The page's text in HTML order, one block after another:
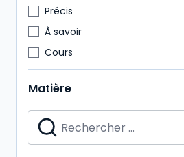
Précis
À savoir
Cours
Codes Dalloz Professionnels
Mémentos
Nouvelle Bibliothèque de
Dalloz Action
Matière